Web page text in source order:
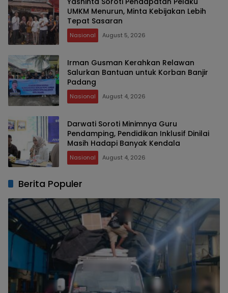
UMKM Menurun, Minta Kebijakan Lebih
Tepat Sasaran
Nasional August 5, 2026
Irman Gusman Kerahkan Relawan
Salurkan Bantuan untuk Korban Banjir
Padang
Nasional August 4, 2026
Darwati Soroti Minimnya Guru
Pendamping, Pendidikan Inklusif Dinilai
Masih Hadapi Banyak Kendala
Nasional August 4, 2026
Berita Populer